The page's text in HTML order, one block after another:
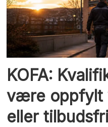
KOFA:
være oppfylt
eller